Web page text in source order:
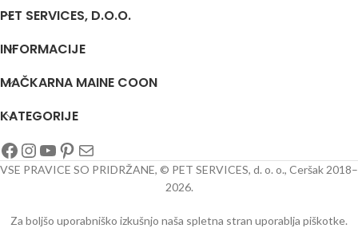
PET SERVICES, D.O.O.
INFORMACIJE
MAČKARNA MAINE COON
KATEGORIJE
VSE PRAVICE SO PRIDRŽANE, © PET SERVICES, d. o. o., Ceršak 2018–
2026.
Za boljšo uporabniško izkušnjo naša spletna stran uporablja piškotke.